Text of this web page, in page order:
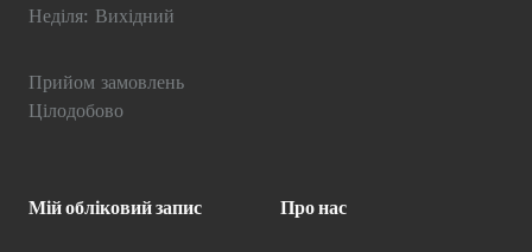
Неділя: Вихідний
Прийом замовлень
Цілодобово
Мій обліковий запис Про нас